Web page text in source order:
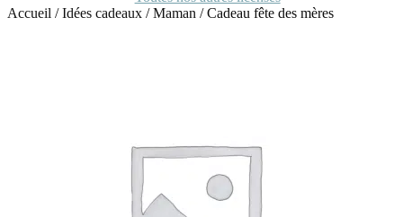
Accueil /Idées cadeaux /Maman /Cadeau fête des mères